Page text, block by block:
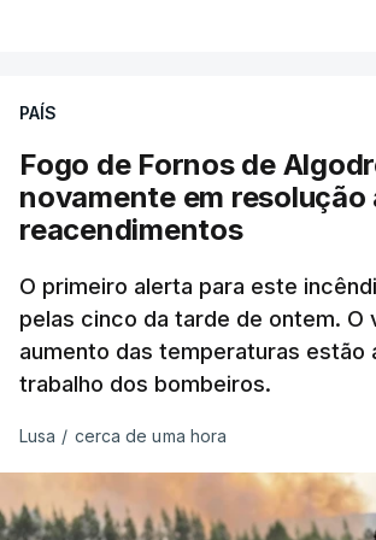
nada disto é incompatível com
crianças", acrescentou.
António José Seguro mostrou
ERRO100
ESTE CONTEÚDO ESTÁ
MOMENTO INDISPONÍVEL
PAÍS
Fogo de Fornos de
novamente em resolução
reacendimentos
O primeiro alerta para este
pelas cinco da tarde de ontem. O
aumento das temperaturas estão
trabalho dos bombeiros.
Lusa / cerca de uma hora